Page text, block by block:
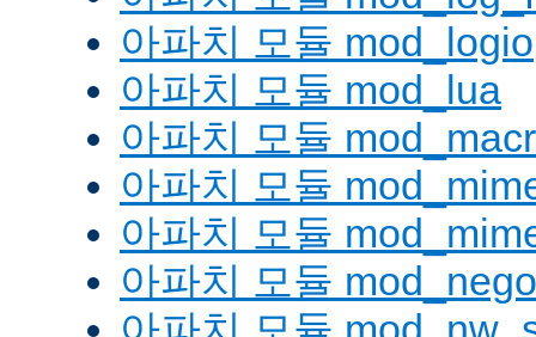
아파치 모듈 mod_logio
아파치 모듈 mod_lua
아파치 모듈
아파치 모듈
아파치 모듈
아파치 모듈